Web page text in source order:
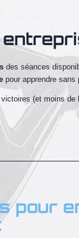
des séances
pour apprendre sans
(et moins de
pour